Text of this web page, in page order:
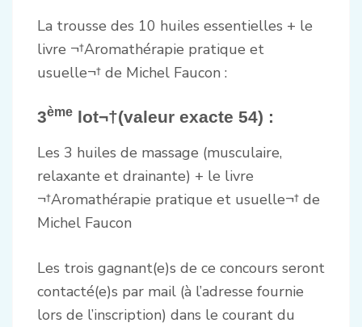
La trousse des 10 huiles essentielles + le
livre ¬†Aromathérapie pratique et
usuelle¬† de Michel Faucon :
3ème lot¬†(valeur exacte 54) :
Les 3 huiles de massage (musculaire,
relaxante et drainante) + le livre
¬†Aromathérapie pratique et usuelle¬† de
Michel Faucon
Les trois gagnant(e)s de ce concours seront
contacté(e)s par mail (à l’adresse fournie
lors de l’inscription) dans le courant du